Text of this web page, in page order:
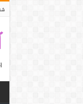
شنبه